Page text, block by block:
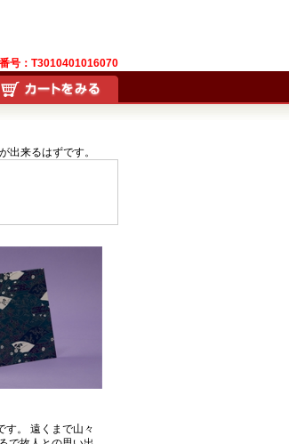
号：T3010401016070
出来るはずです。
す。 遠くまで山々